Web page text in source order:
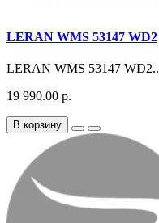
LERAN WMS 53147 WD2
LERAN WMS 53147 WD2..
19 990.00 р.
В корзину